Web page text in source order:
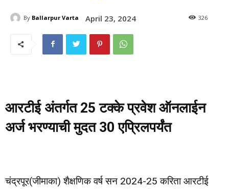
By Ballarpur Varta April 23, 2024 326
आरटीई अंतर्गत 25 टक्के प्रवेश ऑनलाईन
अर्ज भरण्याची मुदत 30 एप्रिलपर्यंत
चंद्रपूर(जीमाका) शैक्षणिक वर्ष सन 2024-25 करिता आरटीई